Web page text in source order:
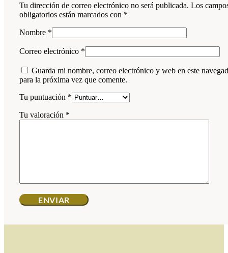
Tu dirección de correo electrónico no será publicada. Los
obligatorios están marcados con *
Nombre *
Correo electrónico *
Guarda mi nombre, correo electrónico y web en este
para la próxima vez que comente.
Tu puntuación *
Tu valoración *